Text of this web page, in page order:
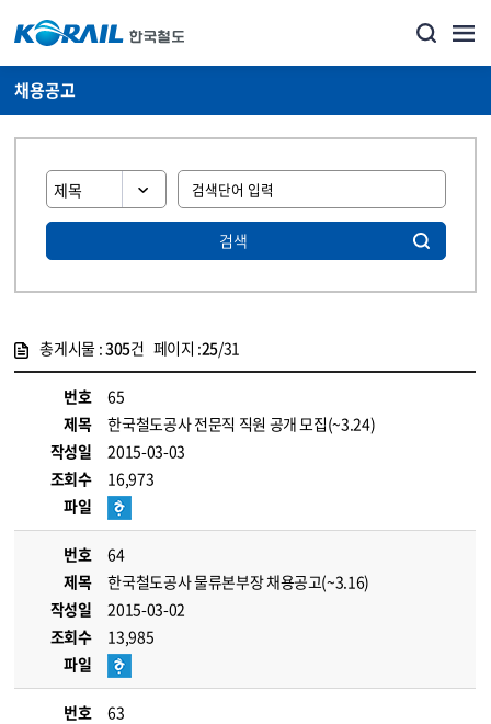
채용공고
검색
총게시물 :305건 페이지 :25/31
번호
65
제목
한국철도공사 전문직 직원 공개 모집(~3.24)
작성일
2015-03-03
조회수
16,973
파일
번호
64
제목
한국철도공사 물류본부장 채용공고(~3.16)
작성일
2015-03-02
조회수
13,985
파일
번호
63